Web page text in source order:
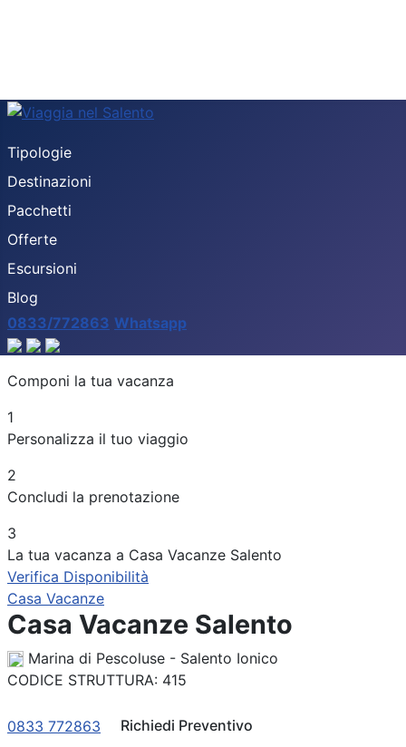
Tipologie
Destinazioni
Pacchetti
Offerte
Escursioni
Blog
0833/772863 Whatsapp
Tipologia
Periodo
Adulti
Bambini
Componi la tua vacanza
1
Personalizza il tuo viaggio
2
Concludi la prenotazione
3
La tua vacanza a Casa Vacanze Salento
Verifica Disponibilità
Casa Vacanze
Casa Vacanze Salento
Marina di Pescoluse - Salento Ionico
CODICE STRUTTURA: 415
0833 772863
Richiedi Preventivo